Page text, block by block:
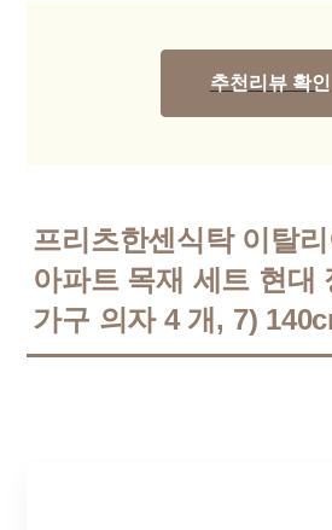
추천리뷰 확인
프리츠한센식탁 이탈
아파트 목재 세트 현대
가구 의자 4 개, 7)